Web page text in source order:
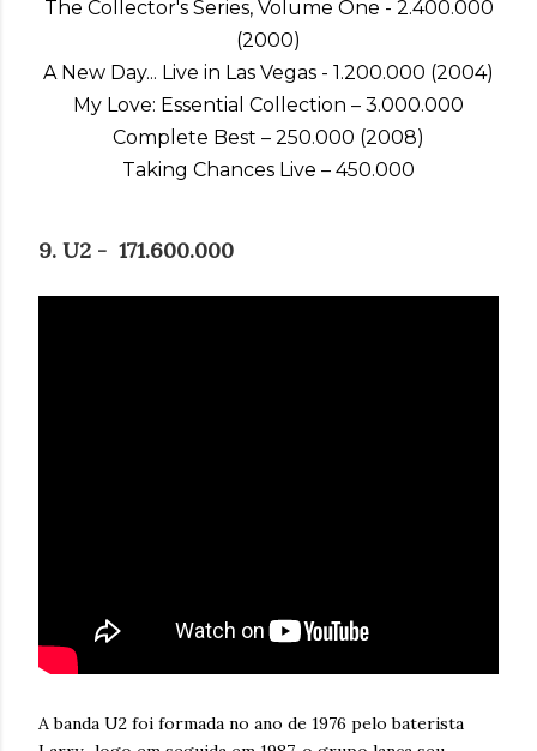
The Collector's Series, Volume One - 2.400.000
(2000)
A New Day... Live in Las Vegas - 1.200.000 (2004)
My Love: Essential Collection – 3.000.000
Complete Best – 250.000 (2008)
Taking Chances Live – 450.000
9. U2 - 171.600.000
A banda U2 foi formada no ano de 1976 pelo baterista